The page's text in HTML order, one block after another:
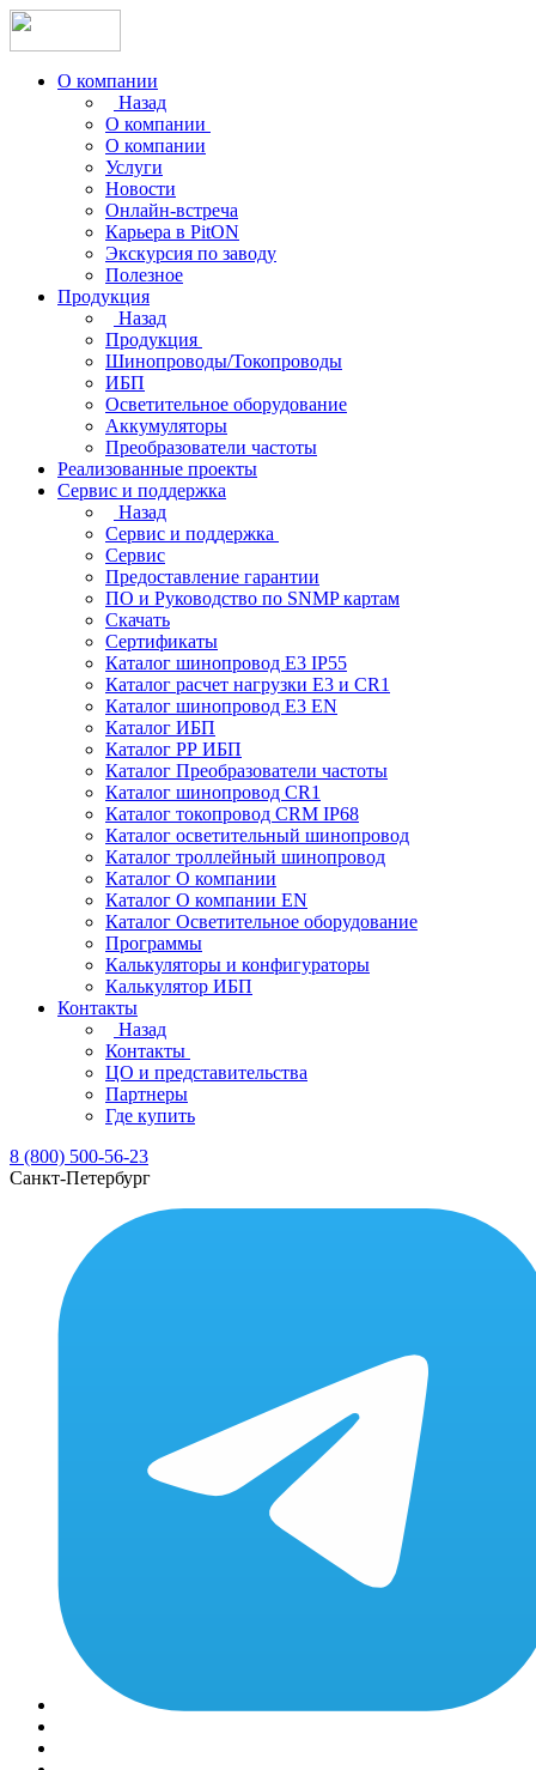
О компании
Назад
О компании
О компании
Услуги
Новости
Онлайн-встреча
Карьера в PitON
Экскурсия по заводу
Полезное
Продукция
Назад
Продукция
Шинопроводы/Токопроводы
ИБП
Осветительное оборудование
Аккумуляторы
Преобразователи частоты
Реализованные проекты
Сервис и поддержка
Назад
Сервис и поддержка
Сервис
Предоставление гарантии
ПО и Руководство по SNMP картам
Скачать
Сертификаты
Каталог шинопровод E3 IP55
Каталог расчет нагрузки Е3 и CR1
Каталог шинопровод E3 EN
Каталог ИБП
Каталог РР ИБП
Каталог Преобразователи частоты
Каталог шинопровод CR1
Каталог токопровод CRM IP68
Каталог осветительный шинопровод
Каталог троллейный шинопровод
Каталог О компании
Каталог О компании EN
Каталог Осветительное оборудование
Программы
Калькуляторы и конфигураторы
Калькулятор ИБП
Контакты
Назад
Контакты
ЦО и представительства
Партнеры
Где купить
8 (800) 500-56-23
Санкт-Петербург